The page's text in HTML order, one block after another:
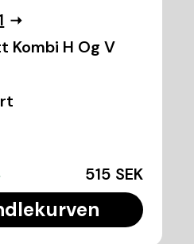
Kombi H Og V
515 SEK